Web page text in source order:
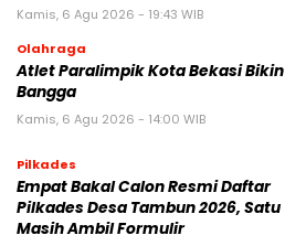
Kamis, 6 Agu 2026 - 19:43 WIB
Olahraga
Atlet Paralimpik Kota Bekasi Bikin
Bangga
Kamis, 6 Agu 2026 - 14:00 WIB
Pilkades
Empat Bakal Calon Resmi Daftar
Pilkades Desa Tambun 2026, Satu
Masih Ambil Formulir